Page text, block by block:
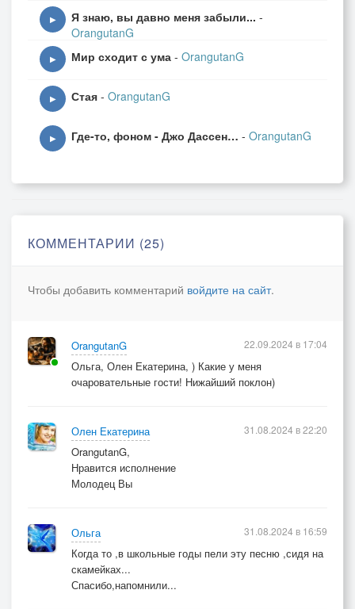
▶ Я знаю, вы давно меня забыли... -
OrangutanG
▶ Мир сходит с ума - OrangutanG
▶ Стая - OrangutanG
▶ Где-то, фоном - Джо Дассен… - OrangutanG
КОММЕНТАРИИ (25)
Чтобы добавить комментарий войдите на сайт.
OrangutanG
Ольга, Олен Екатерина, ) Какие у меня
очаровательные гости! Нижайший поклон)
22.09.2024 в 17:04
Олен Екатерина
OrangutanG,
Нравится исполнение
Молодец Вы
31.08.2024 в 22:20
Ольга
Когда то ,в школьные годы пели эту песню ,сидя на
скамейках...
Спасибо,напомнили...
31.08.2024 в 16:59